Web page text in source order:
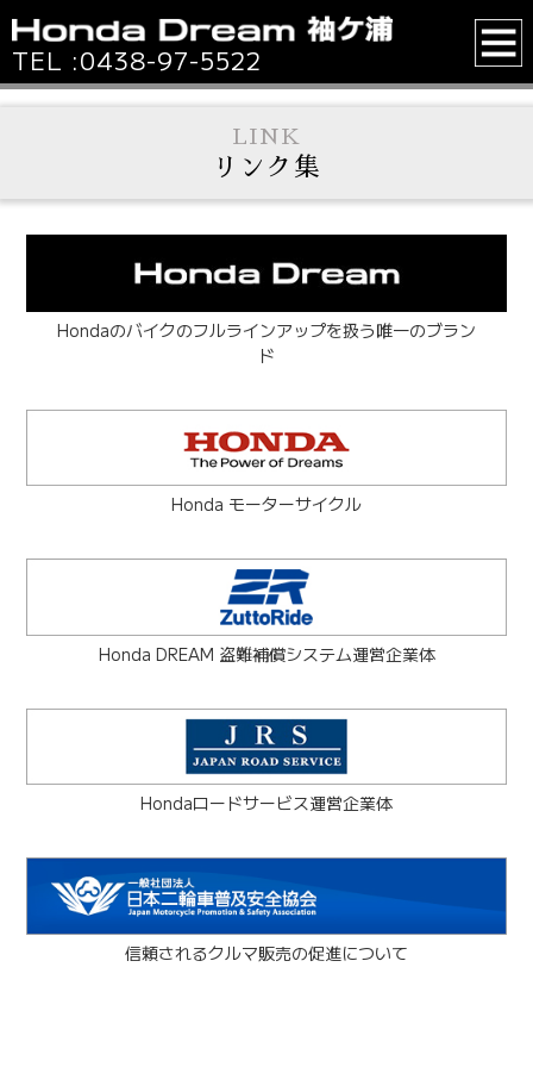
TEL :0438-97-5522
LINK
リンク集
Honda モーターサイクル
Hondaのバイクのフルラインアップを扱う唯一のブラン
ド
Honda DREAM 盗難補償システム運営企業体
Hondaロードサービス運営企業体
信頼されるクルマ販売の促進について